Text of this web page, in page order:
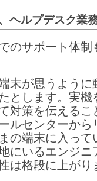
ヘルプデスク業
のサポート体制
末が思うように
とします。実機
対策を伝えるこ
ルセンターから
の端末に入って
にいるエンジニ
は格段に上がり